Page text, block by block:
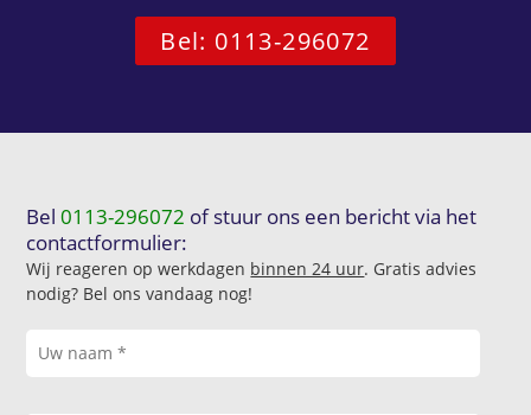
Bel: 0113-296072
Bel0113-296072 of stuur ons een bericht via het
contactformulier:
Wij reageren op werkdagen binnen 24 uur. Gratis advies
nodig? Bel ons vandaag nog!